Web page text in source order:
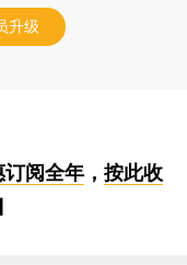
升级
阅全年， 按此收